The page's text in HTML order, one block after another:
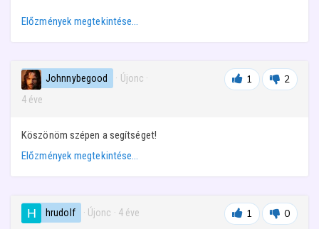
Előzmények megtekintése…
Johnnybegood · Újonc ·
4 éve
1 2
Köszönöm szépen a segítséget!
Előzmények megtekintése…
hrudolf · Újonc · 4 éve 1 0